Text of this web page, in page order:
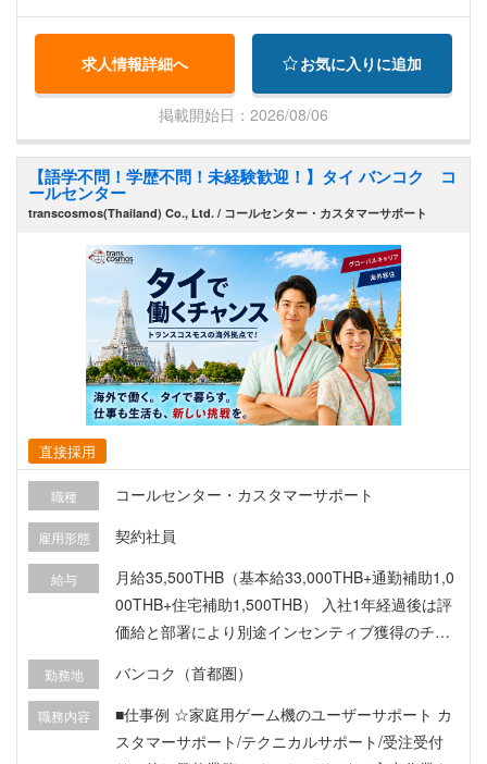
みづくりを目的化するのではなく、取り組みが事
業成果である「売上」にどうつながるかを考えな
がら行動できることを求めています。 運用の安定
と改善の推進を両立しながら、事業を成長させる
一員として成果に喜びを感じられる、結果に責任
を持って取り組む姿勢を期待しています。
おり、ご経験により役職が決定致します。 ・顧客
の多くは製造業のため、営業時は工業団地へ訪問
に行っていただきます。（アユタヤ周辺、サムッ
トプラカーン、アマタナコンなど） 訪問時はド
ライバー付き社用車を利用いただきます。
求人情報詳細へ お気に入りに追加
掲載開始日：2026/08/06
【語学不問！学歴不問！未経験歓迎！】タイ バンコク コ
ールセンター
transcosmos(Thailand) Co., Ltd. / コールセンター・カスタマーサポート
直接採用
職種 コールセンター・カスタマーサポート
雇用形態 契約社員
給与
月給35,500THB（基本給33,000THB+通勤補助1,0
00THB+住宅補助1,500THB） 入社1年経過後は評
価給と部署により別途インセンティブ獲得のチャ
ごとの契約更新時の評価により昇給チャンスあ
り！! 【月収例】 入社3年目 オペレーター職
月給36,500THB ＋（評価給＋インセンティブ）6,
勤務地 バンコク（首都圏）
職務内容
■仕事例 ☆家庭用ゲーム機のユーザーサポート カ
スタマーサポート/テクニカルサポート/受注受付